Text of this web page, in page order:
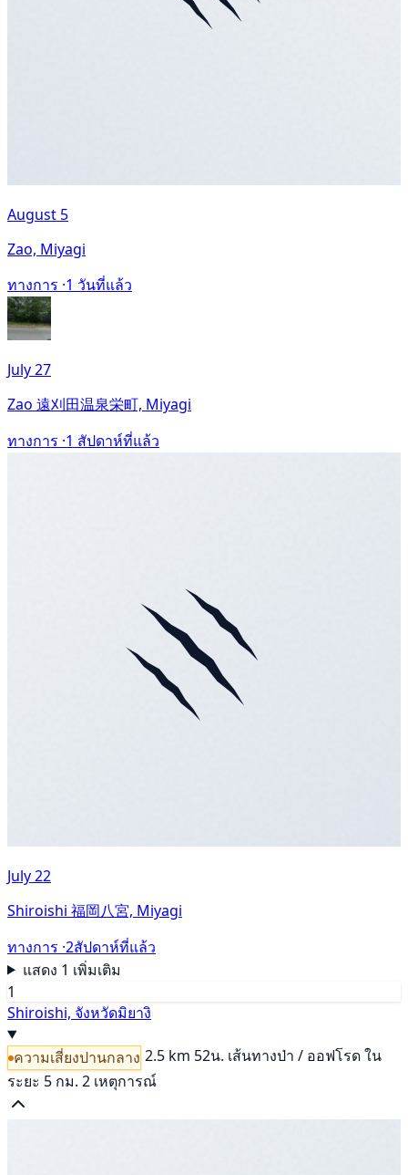
August 5
Zao, Miyagi
ทางการ ·1 วันที่แล้ว
July 27
Zao 遠刈田温泉栄町, Miyagi
ทางการ ·1 สัปดาห์ที่แล้ว
July 22
Shiroishi 福岡八宮, Miyagi
ทางการ ·2สัปดาห์ที่แล้ว
แสดง 1 เพิ่มเติม
1
Shiroishi, จังหวัดมิยางิ
ความเสี่ยงปานกลาง 2.5 km 52น. เส้นทางป่า / ออฟโรดใน
ระยะ 5 กม. 2 เหตุการณ์